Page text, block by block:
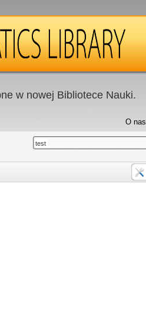
w nowej Bibliotece Nauki.
O nas
test